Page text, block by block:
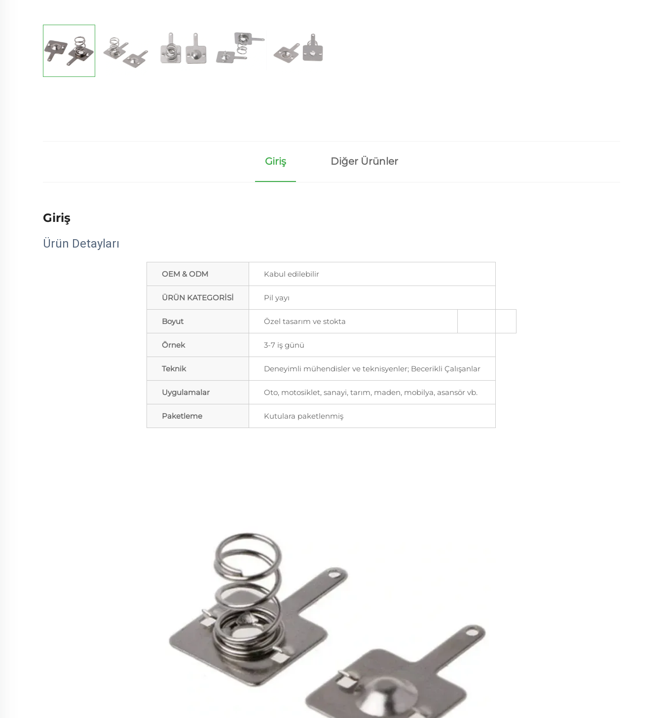
Giriş Diğer Ürünler
Giriş
Ürün Detayları
OEM & ODM Kabul edilebilir
ÜRÜN KATEGORİSİ Pil yayı
Boyut Özel tasarım ve stokta
Örnek 3-7 iş günü
Teknik Deneyimli mühendisler ve teknisyenler; Becerikli Çalışanlar
Uygulamalar Oto, motosiklet, sanayi, tarım, maden, mobilya, asansör vb.
Paketleme Kutulara paketlenmiş